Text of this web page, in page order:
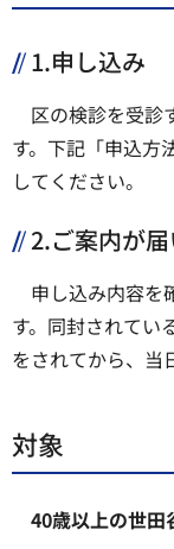
1.申し込み
区の検診を受診
す。下記「申込方
してください。
2.ご案内が
申し込み内容を
す。同封されてい
をされてから、当
対象
40歳以上の世田